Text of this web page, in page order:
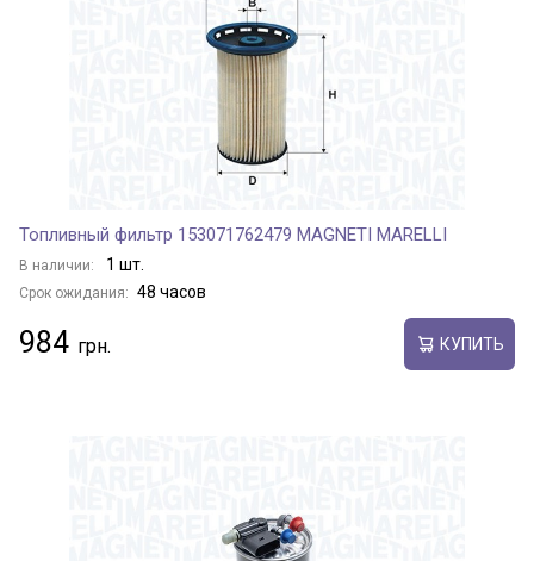
Топливный фильтр 153071762479 MAGNETI MARELLI
В наличии: 1 шт.
Срок ожидания: 48 часов
984 КУПИТЬ